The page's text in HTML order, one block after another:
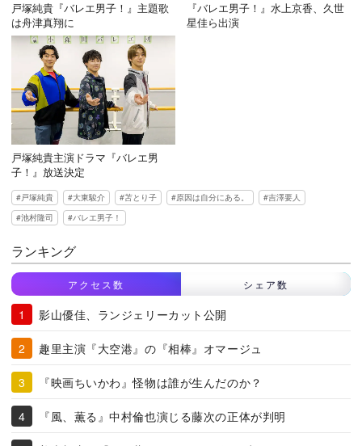
戸塚純貴『バレエ男子！』主題歌
は舟津真翔に
『バレエ男子！』水上京香、久世
星佳ら出演
戸塚純貴主演ドラマ『バレエ男
子！』放送決定
戸塚純貴 大東駿介 苫とり子 原因は自分にある。
吉澤要人
池村隆司
バレエ男子！
ランキング
アクセス数 シェア数
影山優佳、ランジェリーカット公開
趣里主演『大空港』の『相棒』オマージュ
『映画ちいかわ』怪物は誰が生んだのか？
『風、薫る』中村倫也演じる藤次の正体が判明